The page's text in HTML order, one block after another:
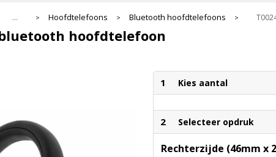
... > Hoofdtelefoons > Bluetooth hoofdtelefoons >
hoofdtelefoon
1 Kies aantal
2 Selecteer opdruk
Rechterzijde (46mm x